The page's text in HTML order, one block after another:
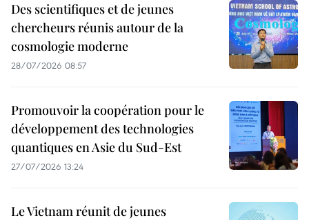
Des scientifiques et de jeunes
chercheurs réunis autour de la
cosmologie moderne
28/07/2026 08:57
Promouvoir la coopération pour le
développement des technologies
quantiques en Asie du Sud-Est
27/07/2026 13:24
Le Vietnam réunit de jeunes